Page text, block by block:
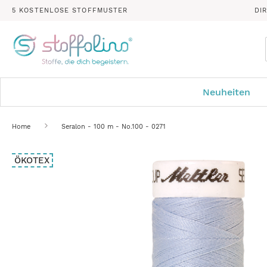
5 KOSTENLOSE STOFFMUSTER
Neuheiten
Home Seralon - 100 m - No.100 - 0271
Zum
Ende
ÖKOTEX